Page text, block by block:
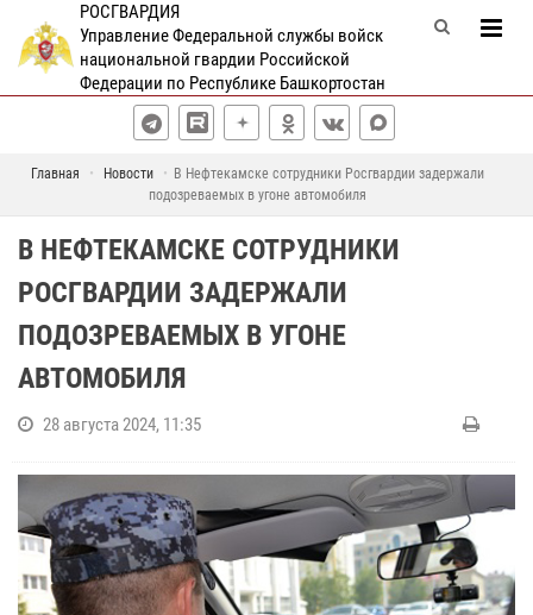
РОСГВАРДИЯ
Управление Федеральной службы войск
национальной гвардии Российской
Федерации по Республике Башкортостан
Главная Новости
В Нефтекамске сотрудники Росгвардии задержали
подозреваемых в угоне автомобиля
В НЕФТЕКАМСКЕ СОТРУДНИКИ
РОСГВАРДИИ ЗАДЕРЖАЛИ
ПОДОЗРЕВАЕМЫХ В УГОНЕ
АВТОМОБИЛЯ
28 августа 2024, 11:35